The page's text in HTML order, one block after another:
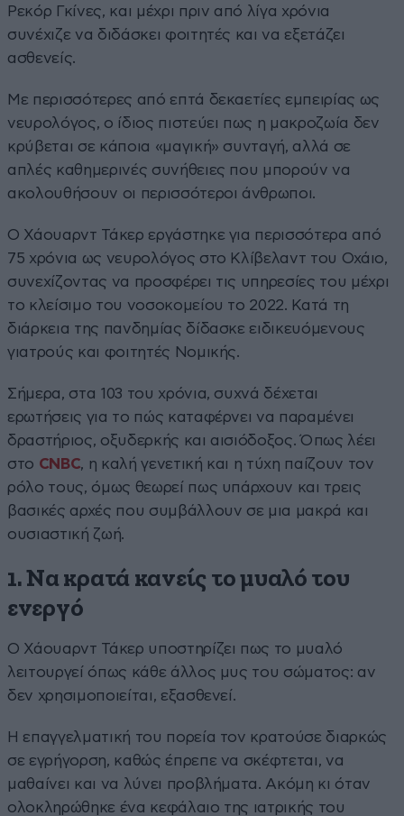
Ρεκόρ Γκίνες, και μέχρι πριν από λίγα χρόνια
συνέχιζε να διδάσκει φοιτητές και να εξετάζει
ασθενείς.
Με περισσότερες από επτά δεκαετίες εμπειρίας ως
νευρολόγος, ο ίδιος πιστεύει πως η μακροζωία δεν
κρύβεται σε κάποια «μαγική» συνταγή, αλλά σε
απλές καθημερινές συνήθειες που μπορούν να
ακολουθήσουν οι περισσότεροι άνθρωποι.
Ο Χάουαρντ Τάκερ εργάστηκε για περισσότερα από
75 χρόνια ως νευρολόγος στο Κλίβελαντ του Οχάιο,
συνεχίζοντας να προσφέρει τις υπηρεσίες του μέχρι
το κλείσιμο του νοσοκομείου το 2022. Κατά τη
διάρκεια της πανδημίας δίδασκε ειδικευόμενους
γιατρούς και φοιτητές Νομικής.
Σήμερα, στα 103 του χρόνια, συχνά δέχεται
ερωτήσεις για το πώς καταφέρνει να παραμένει
δραστήριος, οξυδερκής και αισιόδοξος. Όπως λέει
στο CNBC, η καλή γενετική και η τύχη παίζουν τον
ρόλο τους, όμως θεωρεί πως υπάρχουν και τρεις
βασικές αρχές που συμβάλλουν σε μια μακρά και
ουσιαστική ζωή.
1. Να κρατά κανείς το μυαλό του
ενεργό
Ο Χάουαρντ Τάκερ υποστηρίζει πως το μυαλό
λειτουργεί όπως κάθε άλλος μυς του σώματος: αν
δεν χρησιμοποιείται, εξασθενεί.
Η επαγγελματική του πορεία τον κρατούσε διαρκώς
σε εγρήγορση, καθώς έπρεπε να σκέφτεται, να
μαθαίνει και να λύνει προβλήματα. Ακόμη κι όταν
ολοκληρώθηκε ένα κεφάλαιο της ιατρικής του